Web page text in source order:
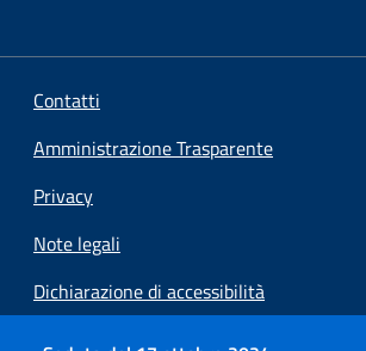
Contatti
Amministrazione Trasparente
Privacy
Note legali
Dichiarazione di accessibilità
Preferenze cookie